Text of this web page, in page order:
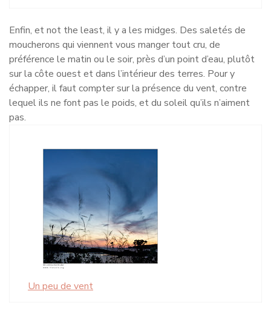
Enfin, et not the least, il y a les midges. Des saletés de
moucherons qui viennent vous manger tout cru, de
préférence le matin ou le soir, près d’un point d’eau, plutôt
sur la côte ouest et dans l’intérieur des terres. Pour y
échapper, il faut compter sur la présence du vent, contre
lequel ils ne font pas le poids, et du soleil qu’ils n’aiment
pas.
Un peu de vent